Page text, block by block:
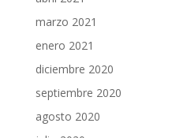
marzo 2021
enero 2021
diciembre 2020
septiembre 2020
agosto 2020